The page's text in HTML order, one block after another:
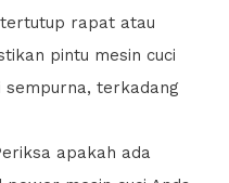
rapat atau
pintu mesin cuci
terkadang
apakah ada